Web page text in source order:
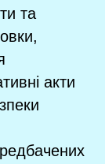
та
акти